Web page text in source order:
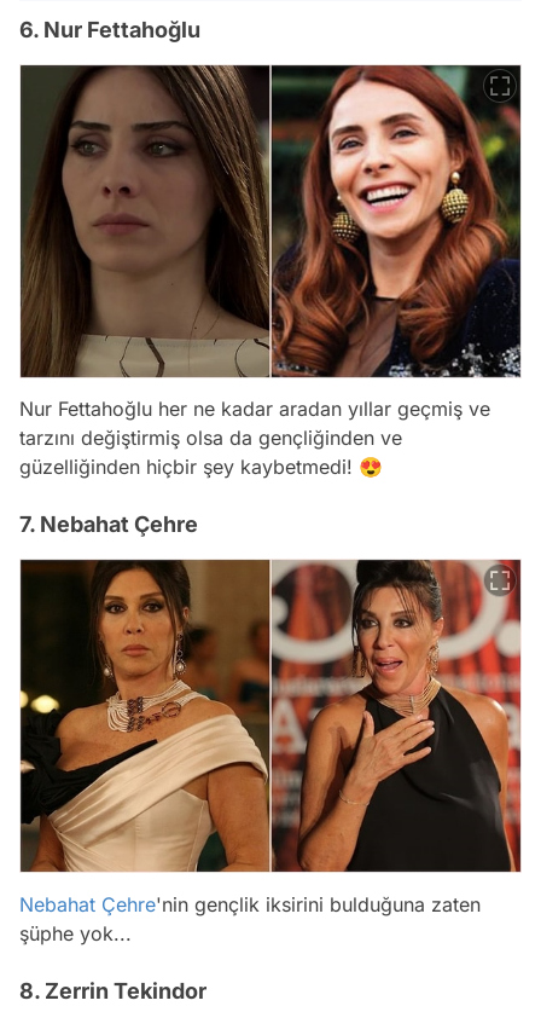
6. Nur Fettahoğlu
Nur Fettahoğlu her ne kadar aradan yıllar geçmiş ve
tarzını değiştirmiş olsa da gençliğinden ve
güzelliğinden hiçbir şey kaybetmedi! 😍
7. Nebahat Çehre
Nebahat Çehre'nin gençlik iksirini bulduğuna zaten
şüphe yok...
8. Zerrin Tekindor